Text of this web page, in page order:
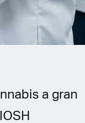
a gran